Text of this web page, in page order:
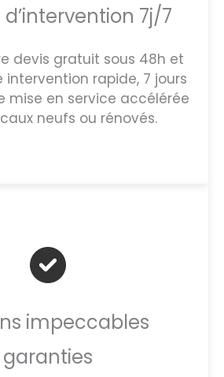
7j/7
devis gratuit sous 48h et
intervention rapide, 7 jours
mise en service accélérée
neufs ou rénovés.
impeccables
garanties